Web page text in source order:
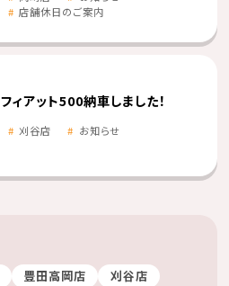
店舗休日のご案内
フィアット500納車しました！
刈谷店 お知らせ
豊田高岡店
刈谷店